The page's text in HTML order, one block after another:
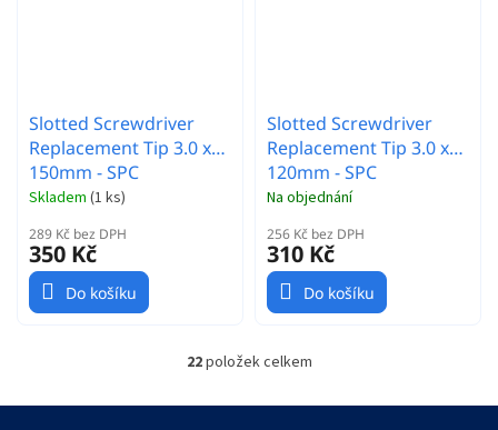
Slotted Screwdriver
Replacement Tip 3.0 x
150mm - SPC
Skladem (1 ks)
289 Kč bez DPH
350 Kč
Do košíku
Slotted Screwdriver
Replacement Tip 3.0 x
120mm - SPC
Na objednání
256 Kč bez DPH
310 Kč
Do košíku
O
l
22položek celkem